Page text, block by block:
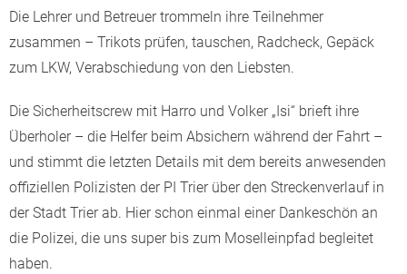
Die Lehrer und Betreuer trommeln ihre Teilnehmer
zusammen – Trikots prüfen, tauschen, Radcheck, Gepäck
zum LKW, Verabschiedung von den Liebsten.
Die Sicherheitscrew mit Harro und Volker „Isi“ brieft ihre
Überholer – die Helfer beim Absichern während der Fahrt –
und stimmt die letzten Details mit dem bereits anwesenden
offiziellen Polizisten der PI Trier über den Streckenverlauf in
der Stadt Trier ab. Hier schon einmal einer Dankeschön an
die Polizei, die uns super bis zum Moselleinpfad begleitet
haben.